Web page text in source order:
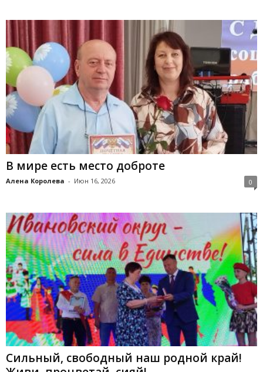
В мире есть место доброте
Алена Королева - Июн 16, 2026 0
Сильный, свободный наш родной край!